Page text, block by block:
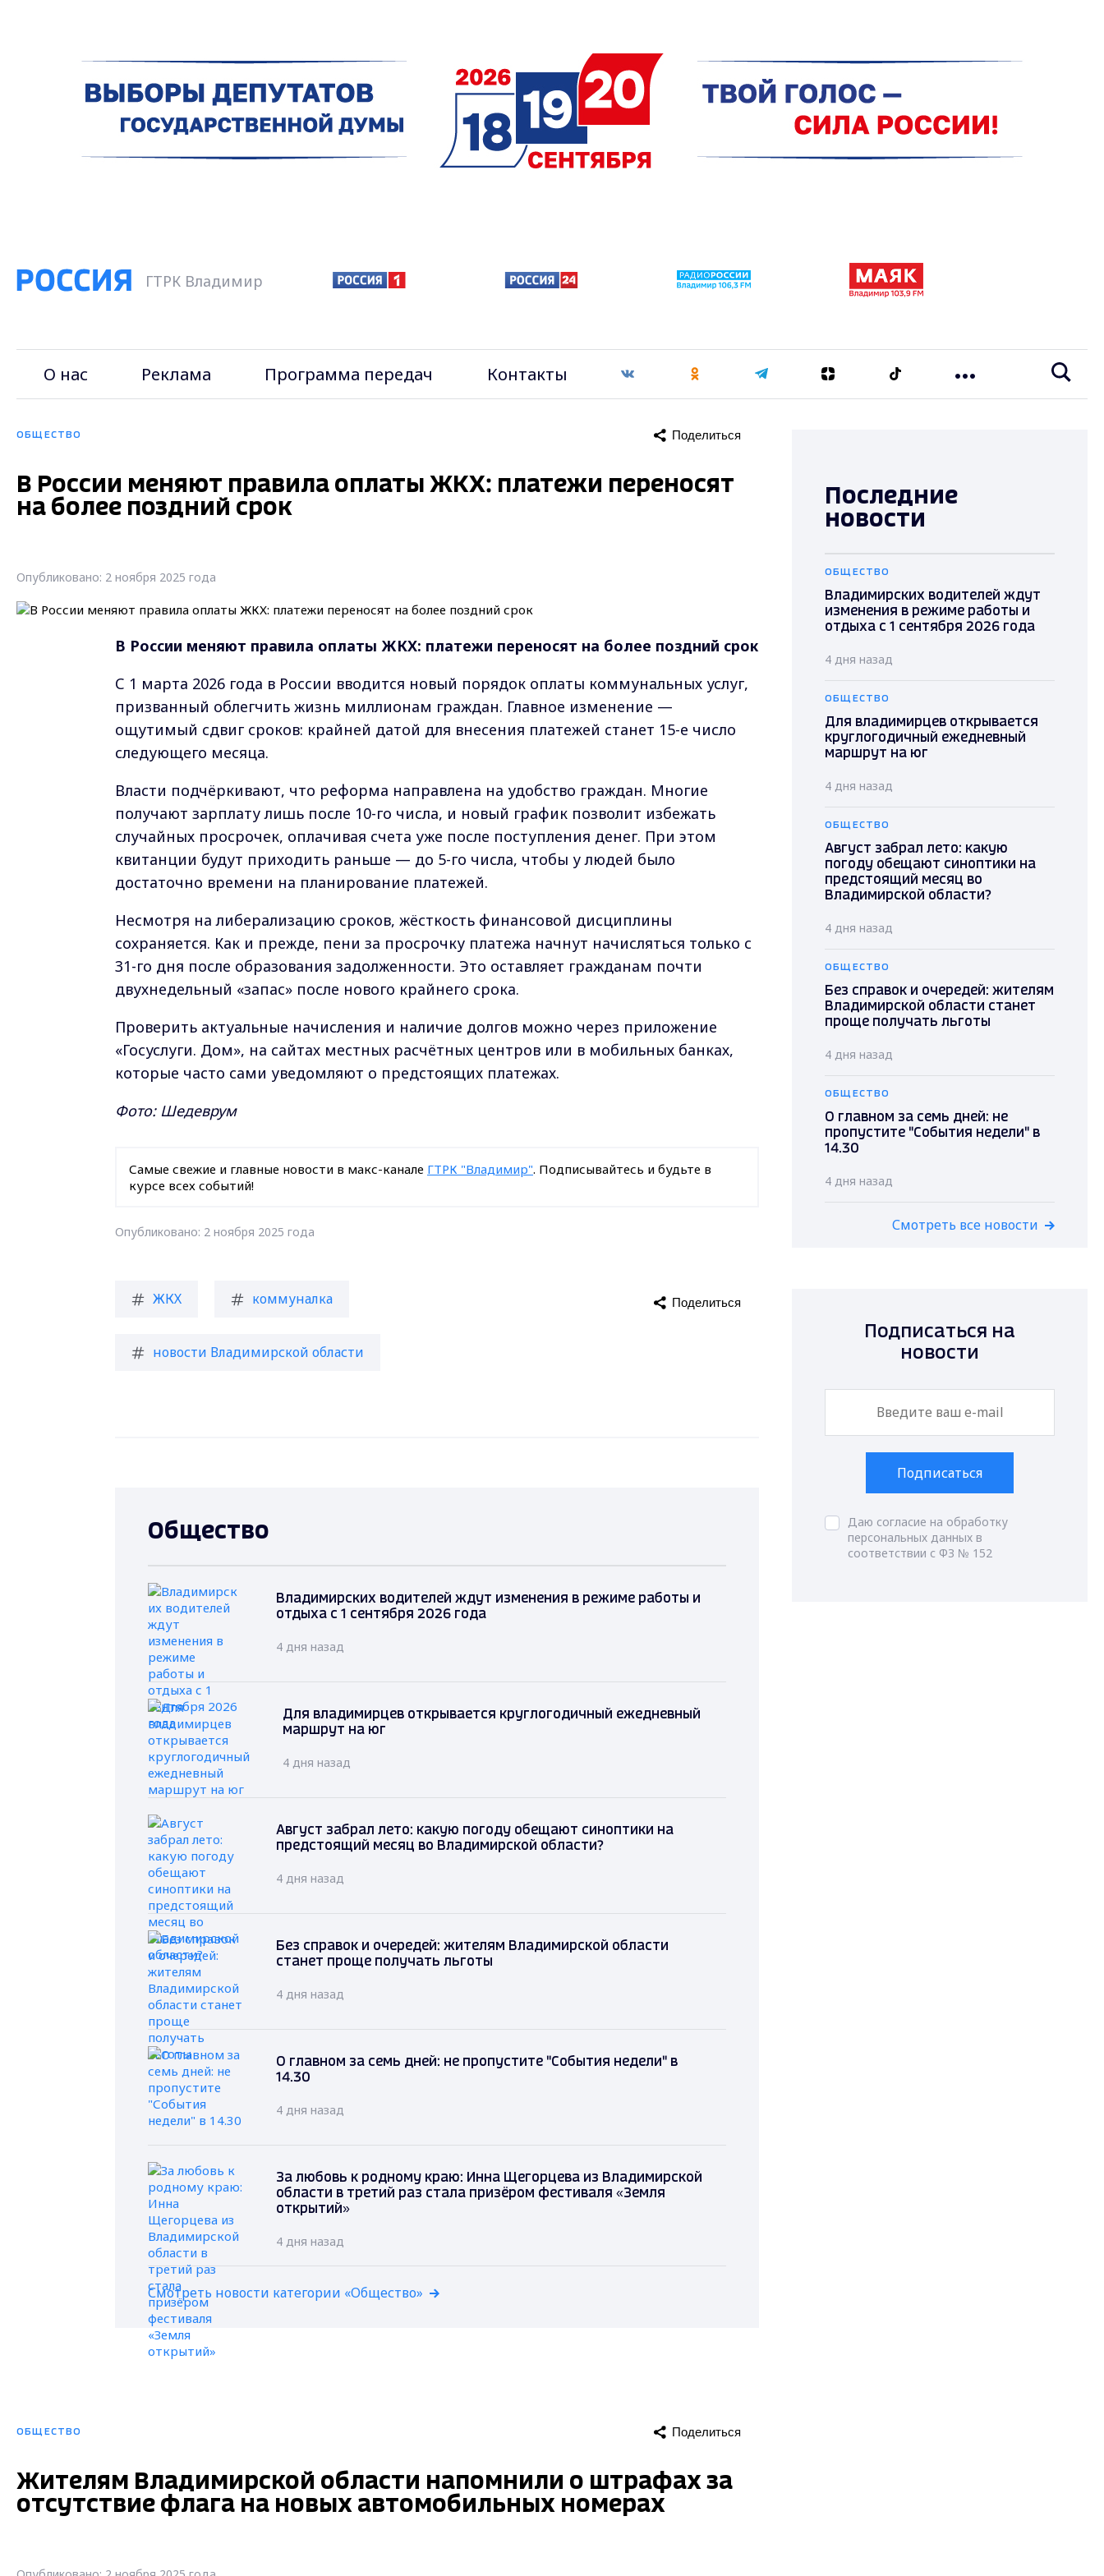
ГТРК Владимир
О нас Реклама Программа передач Контакты
ОБЩЕСТВО Поделиться
В России меняют правила оплаты ЖКХ: платежи переносят
на более поздний срок
Опубликовано: 2 ноября 2025 года
В России меняют правила оплаты ЖКХ: платежи переносят на более поздний срок
С 1 марта 2026 года в России вводится новый порядок оплаты коммунальных услуг,
призванный облегчить жизнь миллионам граждан. Главное изменение —
ощутимый сдвиг сроков: крайней датой для внесения платежей станет 15-е число
следующего месяца.
Власти подчёркивают, что реформа направлена на удобство граждан. Многие
получают зарплату лишь после 10-го числа, и новый график позволит избежать
случайных просрочек, оплачивая счета уже после поступления денег. При этом
квитанции будут приходить раньше — до 5-го числа, чтобы у людей было
достаточно времени на планирование платежей.
Несмотря на либерализацию сроков, жёсткость финансовой дисциплины
сохраняется. Как и прежде, пени за просрочку платежа начнут начисляться только с
31-го дня после образования задолженности. Это оставляет гражданам почти
двухнедельный «запас» после нового крайнего срока.
Проверить актуальные начисления и наличие долгов можно через приложение
«Госуслуги. Дом», на сайтах местных расчётных центров или в мобильных банках,
которые часто сами уведомляют о предстоящих платежах.
Фото: Шедеврум
Самые свежие и главные новости в макс-канале ГТРК "Владимир". Подписывайтесь и будьте в
курсе всех событий!
Опубликовано: 2 ноября 2025 года
ЖКХ коммуналка
новости Владимирской области
Поделиться
Общество
Владимирских водителей ждут изменения в режиме работы и
отдыха с 1 сентября 2026 года
4 дня назад
Для владимирцев открывается круглогодичный ежедневный
маршрут на юг
4 дня назад
Август забрал лето: какую погоду обещают синоптики на
предстоящий месяц во Владимирской области?
4 дня назад
Без справок и очередей: жителям Владимирской области
станет проще получать льготы
4 дня назад
О главном за семь дней: не пропустите "События недели" в
14.30
4 дня назад
За любовь к родному краю: Инна Щегорцева из Владимирской
области в третий раз стала призёром фестиваля «Земля
открытий»
4 дня назад
Смотреть новости категории «Общество»
ОБЩЕСТВО Поделиться
Жителям Владимирской области напомнили о штрафах за
отсутствие флага на новых автомобильных номерах
Последние
новости
ОБЩЕСТВО
Владимирских водителей ждут
изменения в режиме работы и
отдыха с 1 сентября 2026 года
4 дня назад
ОБЩЕСТВО
Для владимирцев открывается
круглогодичный ежедневный
маршрут на юг
4 дня назад
ОБЩЕСТВО
Август забрал лето: какую
погоду обещают синоптики на
предстоящий месяц во
Владимирской области?
4 дня назад
ОБЩЕСТВО
Без справок и очередей: жителям
Владимирской области станет
проще получать льготы
4 дня назад
ОБЩЕСТВО
О главном за семь дней: не
пропустите "События недели" в
14.30
4 дня назад
Смотреть все новости
Подписаться на
новости
Подписаться
Даю согласие на обработку
персональных данных в
соответствии с ФЗ № 152